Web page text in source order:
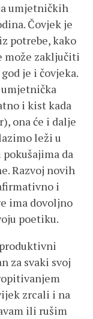
umjetničkih
Čovjek je
potrebe, kako
može zaključiti
je i čovjeka.
i kist kada
ona će i dalje
leži u
da
Razvoj novih
i
ima dovoljno
poetiku.
za svaki svoj
zrcali i na
ili rušim